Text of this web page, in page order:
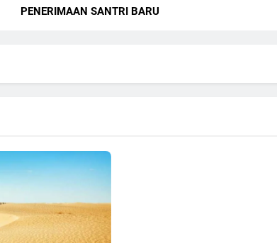
PENERIMAAN SANTRI BARU